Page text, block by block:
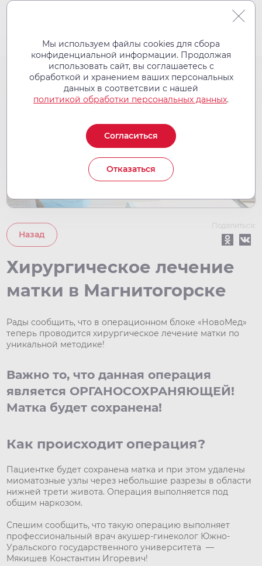
12
дек
Назад
Поделиться:
Хирургическое лечение
матки в Магнитогорске
Рады сообщить, что в операционном блоке «НовоМед»
теперь проводится хирургическое лечение матки по
уникальной методике!
Важно то, что данная операция
является ОРГАНОСОХРАНЯЮЩЕЙ!
Матка будет сохранена!
Как происходит операция?
Пациентке будет сохранена матка и при этом удалены
миоматозные узлы через небольшие разрезы в области
нижней трети живота. Операция выполняется под
общим наркозом.
Спешим сообщить, что такую операцию выполняет
профессиональный врач акушер-гинеколог Южно-
Уральского государственного университета —
Мякишев Константин Игоревич!
Мы используем файлы cookies для сбора
конфиденциальной информации. Продолжая
использовать сайт, вы соглашаетесь с
обработкой и хранением ваших персональных
данных в соответсвии с нашей
политикой обработки персональных данных.
Согласиться
Отказаться